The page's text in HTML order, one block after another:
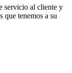
servicio al cliente y
que tenemos a su